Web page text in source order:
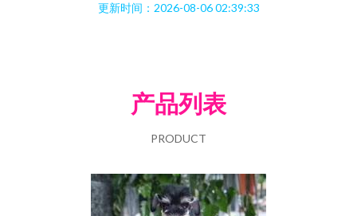
更新时间：2026-08-06 02:39:33
产品列表
PRODUCT